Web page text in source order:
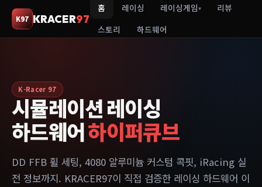
K97 KRACER97
홈 레이싱 레이싱게임▾
리뷰
스토리
하드웨어
K-Racer 97
시뮬레이션 레이싱
하드웨어 하이퍼큐브
DD FFB 휠 세팅, 4080 알루미늄 커스텀 콕핏, iRacing 실
전 정보까지. KRACER97이 직접 검증한 레이싱 하드웨어 이